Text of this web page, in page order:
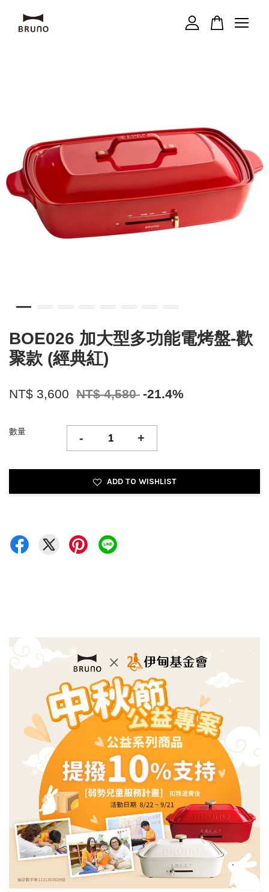
BOE026 加大型多功能電烤盤-歡
聚款 (經典紅)
NT$ 3,600 NT$ 4,580 -21.4%
數量 - +
ADD TO WISHLIST